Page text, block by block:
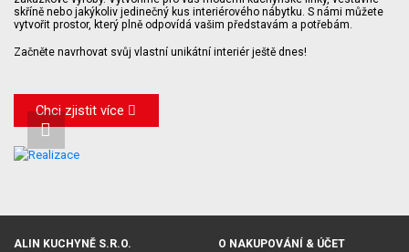
skříně nebo jakýkoliv jedinečný kus interiérového nábytku. S námi můžete
vytvořit prostor, který plně odpovídá vašim představám a potřebám.
Začněte navrhovat svůj vlastní unikátní interiér ještě dnes!
Chci zjistit více
ALIN KUCHYNĚ S.R.O. O NAKUPOVÁNÍ & ÚČET